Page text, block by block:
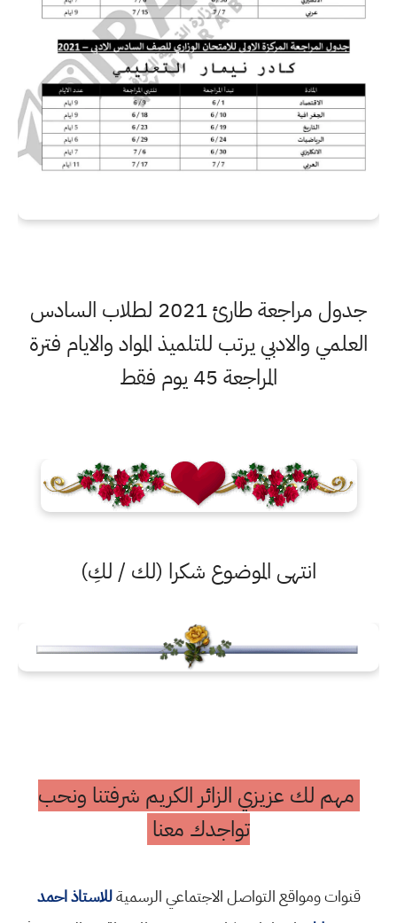
جدول مراجعة طارئ 2021 لطلاب السادس
العلمي والادبي يرتب للتلميذ المواد والايام فترة
المراجعة 45 يوم فقط
انتهى الموضوع شكرا (لك / لكِ)
مهم لك عزيزي الزائر الكريم شرفتنا ونحب
تواجدك معنا
قنوات ومواقع التواصل الاجتماعي الرسميةللاستاذ احمد